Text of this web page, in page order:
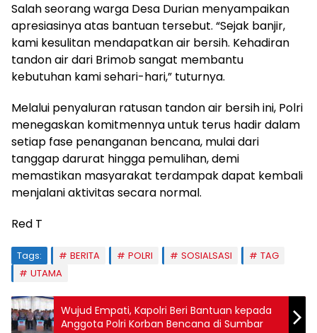
Salah seorang warga Desa Durian menyampaikan
apresiasinya atas bantuan tersebut. “Sejak banjir,
kami kesulitan mendapatkan air bersih. Kehadiran
tandon air dari Brimob sangat membantu
kebutuhan kami sehari-hari,” tuturnya.
Melalui penyaluran ratusan tandon air bersih ini, Polri
menegaskan komitmennya untuk terus hadir dalam
setiap fase penanganan bencana, mulai dari
tanggap darurat hingga pemulihan, demi
memastikan masyarakat terdampak dapat kembali
menjalani aktivitas secara normal.
Red T
Tags: BERITA POLRI SOSIALSASI
TAG
UTAMA
Wujud Empati, Kapolri Beri Bantuan kepada
Anggota Polri Korban Bencana di Sumbar